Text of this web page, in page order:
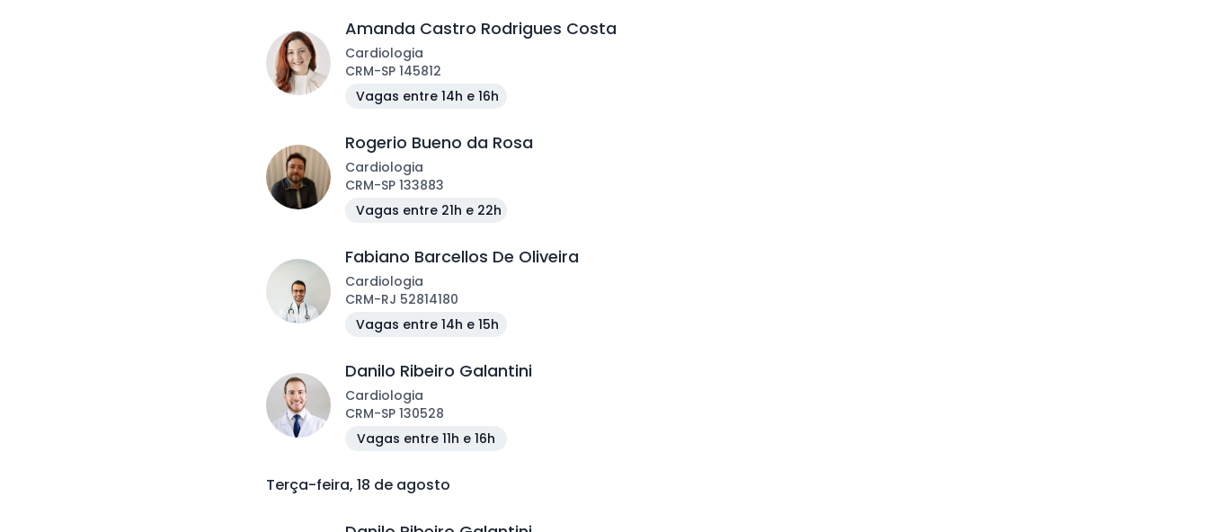
Amanda Castro Rodrigues Costa
Cardiologia
CRM-SP 145812
Vagas entre 14h e 16h
Rogerio Bueno da Rosa
Cardiologia
CRM-SP 133883
Vagas entre 21h e 22h
Fabiano Barcellos De Oliveira
Cardiologia
CRM-RJ 52814180
Vagas entre 14h e 15h
Danilo Ribeiro Galantini
Cardiologia
CRM-SP 130528
Vagas entre 11h e 16h
Terça-feira, 18 de agosto